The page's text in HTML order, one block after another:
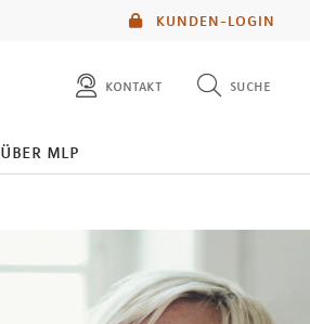
KUNDEN-LOGIN
kontakt suche
diese website durchsuchen
über mlp